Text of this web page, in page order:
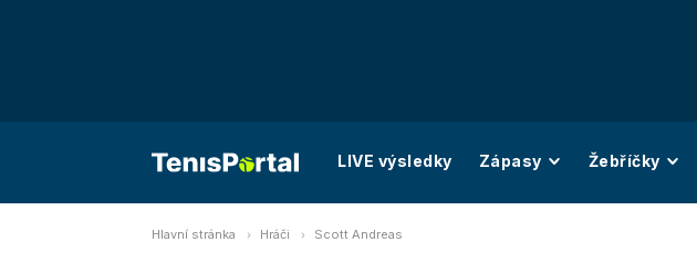
LIVE výsledky Zápasy Žebříčky
Hlavní stránka Hráči Scott Andreas